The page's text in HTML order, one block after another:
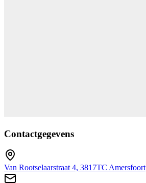
Contactgegevens
Van Rootselaarstraat 4, 3817TC Amersfoort